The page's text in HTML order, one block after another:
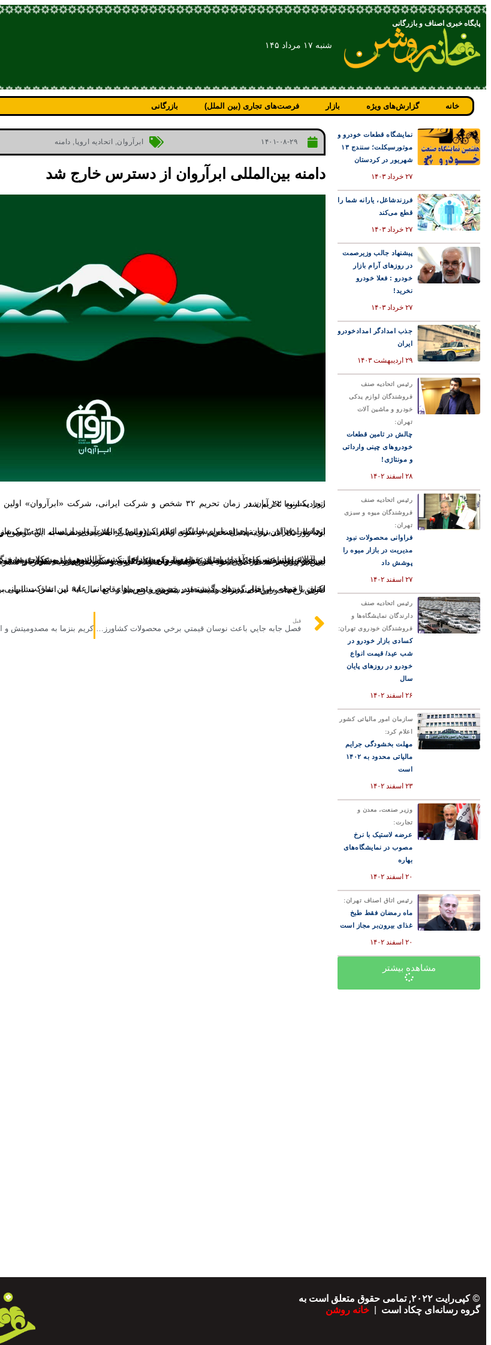
پایگاه خبری اصناف و بازرگانی
شنبه ۱۷ مرداد ۱۴۵
خانه گزارش‌های ویژه بازار فرصت‌های تجاری (بین الملل) بازرگانی
نمایشگاه قطعات خودرو و
موتورسیکلت؛ سنندج ۱۳
شهریور در کردستان
۲۷ خرداد ۱۴۰۳
فرزندشاغل، یارانه شما را
قطع می‌کند
۲۷ خرداد ۱۴۰۳
پیشنهاد جالب وزیرصمت
در روزهای آرام بازار
خودرو : فعلا خودرو
نخرید!
۲۷ خرداد ۱۴۰۳
جذب امدادگر امدادخودرو
ایران
۲۹ اردیبهشت ۱۴۰۳
رئیس اتحادیه صنف
فروشندگان لوازم یدکی
خودرو و ماشین آلات
تهران:
چالش در تامین قطعات
خودروهای چینی وارداتی
و مونتاژی!
۲۸ اسفند ۱۴۰۲
رئیس اتحادیه صنف
فروشندگان میوه و سبزی
تهران:
فراوانی محصولات نبود
مدیریت در بازار میوه را
پوشش داد
۲۷ اسفند ۱۴۰۲
رئیس اتحادیه صنف
دارندگان نمایشگاه‌ها و
فروشندگان خودروی تهران:
کسادی بازار خودرو در
شب عید/ قیمت انواع
خودرو در روزهای پایان
سال
۲۶ اسفند ۱۴۰۲
سازمان امور مالیاتی کشور
اعلام کرد:
مهلت بخشودگی جرایم
مالیاتی محدود به ۱۴۰۲
است
۲۳ اسفند ۱۴۰۲
وزیر صنعت، معدن و
تجارت:
عرضه لاستیک با نرخ
مصوب در نمایشگاه‌های
بهاره
۲۰ اسفند ۱۴۰۲
رئیس اتاق اصناف تهران:
ماه رمضان فقط طبخ
غذای بیرون‌بر مجاز است
۲۰ اسفند ۱۴۰۲
مشاهده بیشتر
۱۴۰۱-۰۸-۲۹ ابرآروان, اتحادیه اروپا, دامنه
دامنه بین‌المللی ابرآروان از دسترس خارج شد
روز یکشنبه ۲۲ آبان در زمان تحریم ۳۲ شخص و شرکت ایرانی، شرکت «ابرآروان» اولین شرکت استارت آپی ایران نیز از سوی اتحادیه اروپا تحریم شد.
اتحادیه اروپا در زمان اجرای این سیاست اعلام کرده بود که ابر آروان از سال ۲۰۲۰ یک بازیگر جدی در پروژه‌های دولتی و وزارت ارتباطات ایران برای تهیه نسخه‌ای جداگانه و ایرانی‌(ملی) از اینترنت بوده است. البته این شرکت پیوسته این موضوع را تکذیب کرده بود. روز ۲۵ آبان نیز به دنبال تحریم از سوی اتحادیه اروپا طی اطلاعیه‌ای نسبت به این موضوع واکنش نشان داد.
در اطلاعیه این شرکت آمده بود: «در وضعیتی که در داخل کشور با انبوهی از مشکلات می‌جنگیم، بهت‌زده‌ایم که یک شرکت خصوصی ابری، به اشتباه به جای بانیان اصلی قطع و محدود‌سازی اینترنت آزاد معرفی می‌شود و هدف تحریم قرار می‌گیرد.» طبق این اطلاعیه ابر آروان پذیرفته بود که در مقابل شایعه‌ها و جعل واقعیت شکست خورده و نتوانسته است حقیقت عملکرد و بی‌گناهی خود را به درستی روایت کند. در این بیانیه‌ شرکت ابر آروان تاکید کرده بود که تلاش خواهد کرد تا راه جدیدی را برای اعاده حق خود بیابد. درضمن بیش از پیش بر
اکنون با توجه به اخبار روزهای گذشته در خصوص تحریم‌های جهانی علیه این شرکت ایرانی، کارشناسان احتمال می‌دهند ارتباط این اتفاق با فضای روزهای گذشته را می‌دهند. پیش‌تر و پس از وقایع سال ۹۸ نیز اتفاق مشابهی برای دامنه بین‌المللی و اصلی خبرگزاری فارس رخ داد و این دامنه برای همیشه از دسترس خارج شد.
قبل
© کپی‌رایت ۲۰۲۲, تمامی حقوق متعلق است به
گروه رسانه‌ای چکاد است | خانه روشن